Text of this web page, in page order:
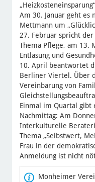
Am 30. Januar geht
Mettmann um
27. Februar spricht
Thema Pflege, am 13.
Entlasung und
10. April beantwortet
Berliner Viertel. Über
Vereinbarung von
Einmal im Quartal gibt
Nachmittag: Am
Interkulturelle
Thema „Selbstwert,
Frau in der
Anmeldung ist nicht
Monheimer